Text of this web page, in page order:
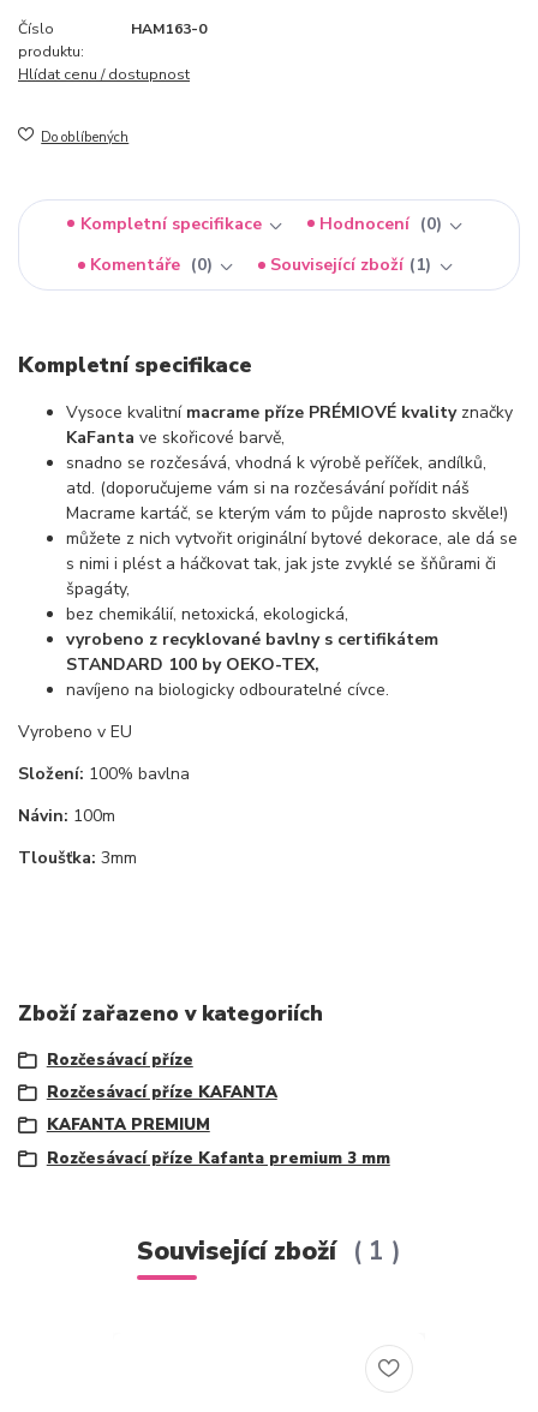
Číslo
produktu:
HAM163-0
Hlídat cenu / dostupnost
Do oblíbených
Kompletní specifikace Hodnocení
0
Komentáře
0 Související zboží 1
Kompletní specifikace
Vysoce kvalitní macrame příze PRÉMIOVÉ kvalityznačky
KaFanta ve skořicové barvě,
snadno se rozčesává, vhodná k výrobě peříček, andílků,
atd. (doporučujeme vám si na rozčesávání pořídit náš
Macrame kartáč, se kterým vám to půjde naprosto skvěle!)
můžete z nich vytvořit originální bytové dekorace, ale dá se
s nimi i plést a háčkovat tak, jak jste zvyklé se šňůrami či
špagáty,
bez chemikálií, netoxická, ekologická,
vyrobeno z recyklované bavlny s certifikátem
STANDARD 100 by OEKO-TEX,
navíjeno na biologicky odbouratelné cívce.
Vyrobeno v EU
Složení: 100% bavlna
Návin: 100m
Tloušťka: 3mm
Zboží zařazeno v kategoriích
Rozčesávací příze
Rozčesávací příze KAFANTA
KAFANTA PREMIUM
Rozčesávací příze Kafanta premium 3 mm
Související zboží 1